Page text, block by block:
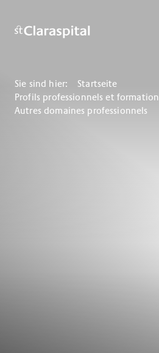
Sie sind hier:
Startseite
Profils professionnels et formation
Autres domaines professionnels